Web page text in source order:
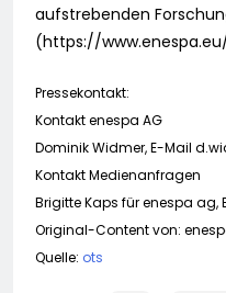
aufstrebenden
(https://
Pressekontakt:
Kontakt enespa AG
Dominik Widmer, E-Mail
Kontakt Medienanfragen
Brigitte Kaps für enespa ag,
Original-Content von:
Quelle: ots